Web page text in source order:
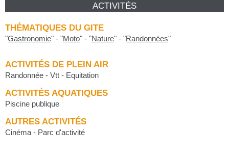
ACTIVITÉS
THÉMATIQUES DU GITE
"Gastronomie" - "Moto" - "Nature" - "Randonnées"
ACTIVITÉS DE PLEIN AIR
Randonnée - Vtt - Equitation
ACTIVITÉS AQUATIQUES
Piscine publique
AUTRES ACTIVITÉS
Cinéma - Parc d'activité